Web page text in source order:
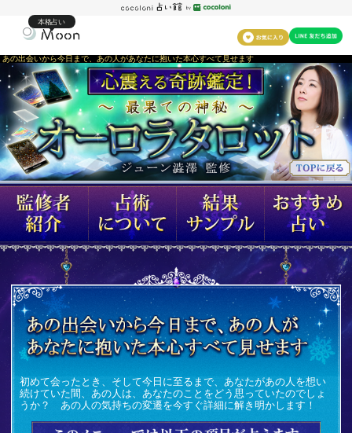
本格占い
あの出会いから今日まで、あの人があなたに抱いた本心すべて見せます
初めて会ったとき、そして今日に至るまで、あなたがあの人を想い
続けていた間、あの人は、あなたのことをどう思っていたのでしょ
うか？ あの人の気持ちの変遷を今すぐ詳細に解き明かします！